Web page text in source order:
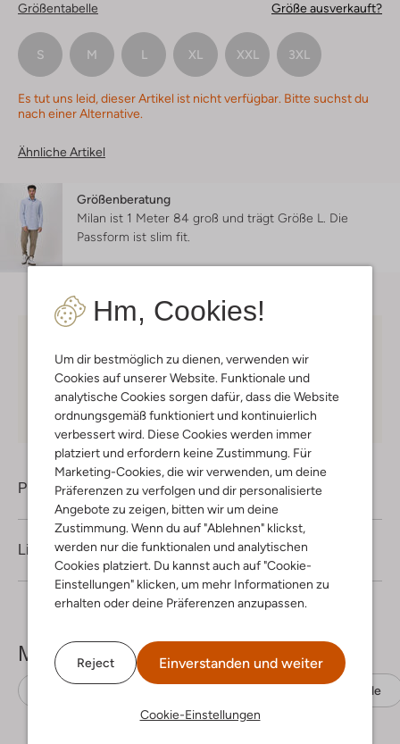
Hm, Cookies!
Um dir bestmöglich zu dienen, verwenden wir
Cookies auf unserer Website. Funktionale und
analytische Cookies sorgen dafür, dass die Website
ordnungsgemäß funktioniert und kontinuierlich
verbessert wird. Diese Cookies werden immer
platziert und erfordern keine Zustimmung. Für
Marketing-Cookies, die wir verwenden, um deine
Präferenzen zu verfolgen und dir personalisierte
Angebote zu zeigen, bitten wir um deine
Zustimmung. Wenn du auf "Ablehnen" klickst,
werden nur die funktionalen und analytischen
Cookies platziert. Du kannst auch auf "Cookie-
Einstellungen" klicken, um mehr Informationen zu
erhalten oder deine Präferenzen anzupassen.
Reject Einverstanden und weiter
Cookie-Einstellungen
Größentabelle Größe ausverkauft?
S M L XL XXL 3XL
Es tut uns leid, dieser Artikel ist nicht verfügbar. Bitte suchst du
nach einer Alternative.
Ähnliche Artikel
Größenberatung
Milan ist 1 Meter 84 groß und trägt Größe L. Die
Passform ist slim fit
Mitglieder in Deutschland
Kauf auf Rechnung 30 TagenRückgaberecht
Produktinformation
Lieferung & Rückgabe
Mehr sehen
Baumwolle